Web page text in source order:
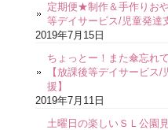
定期便★制作＆手作りお
等デイサービス/児童発達
2019年7月15日
ちょっとー！また傘忘れ
【放課後等デイサービス/
援】
2019年7月11日
土曜日の楽しいＳＬ公園